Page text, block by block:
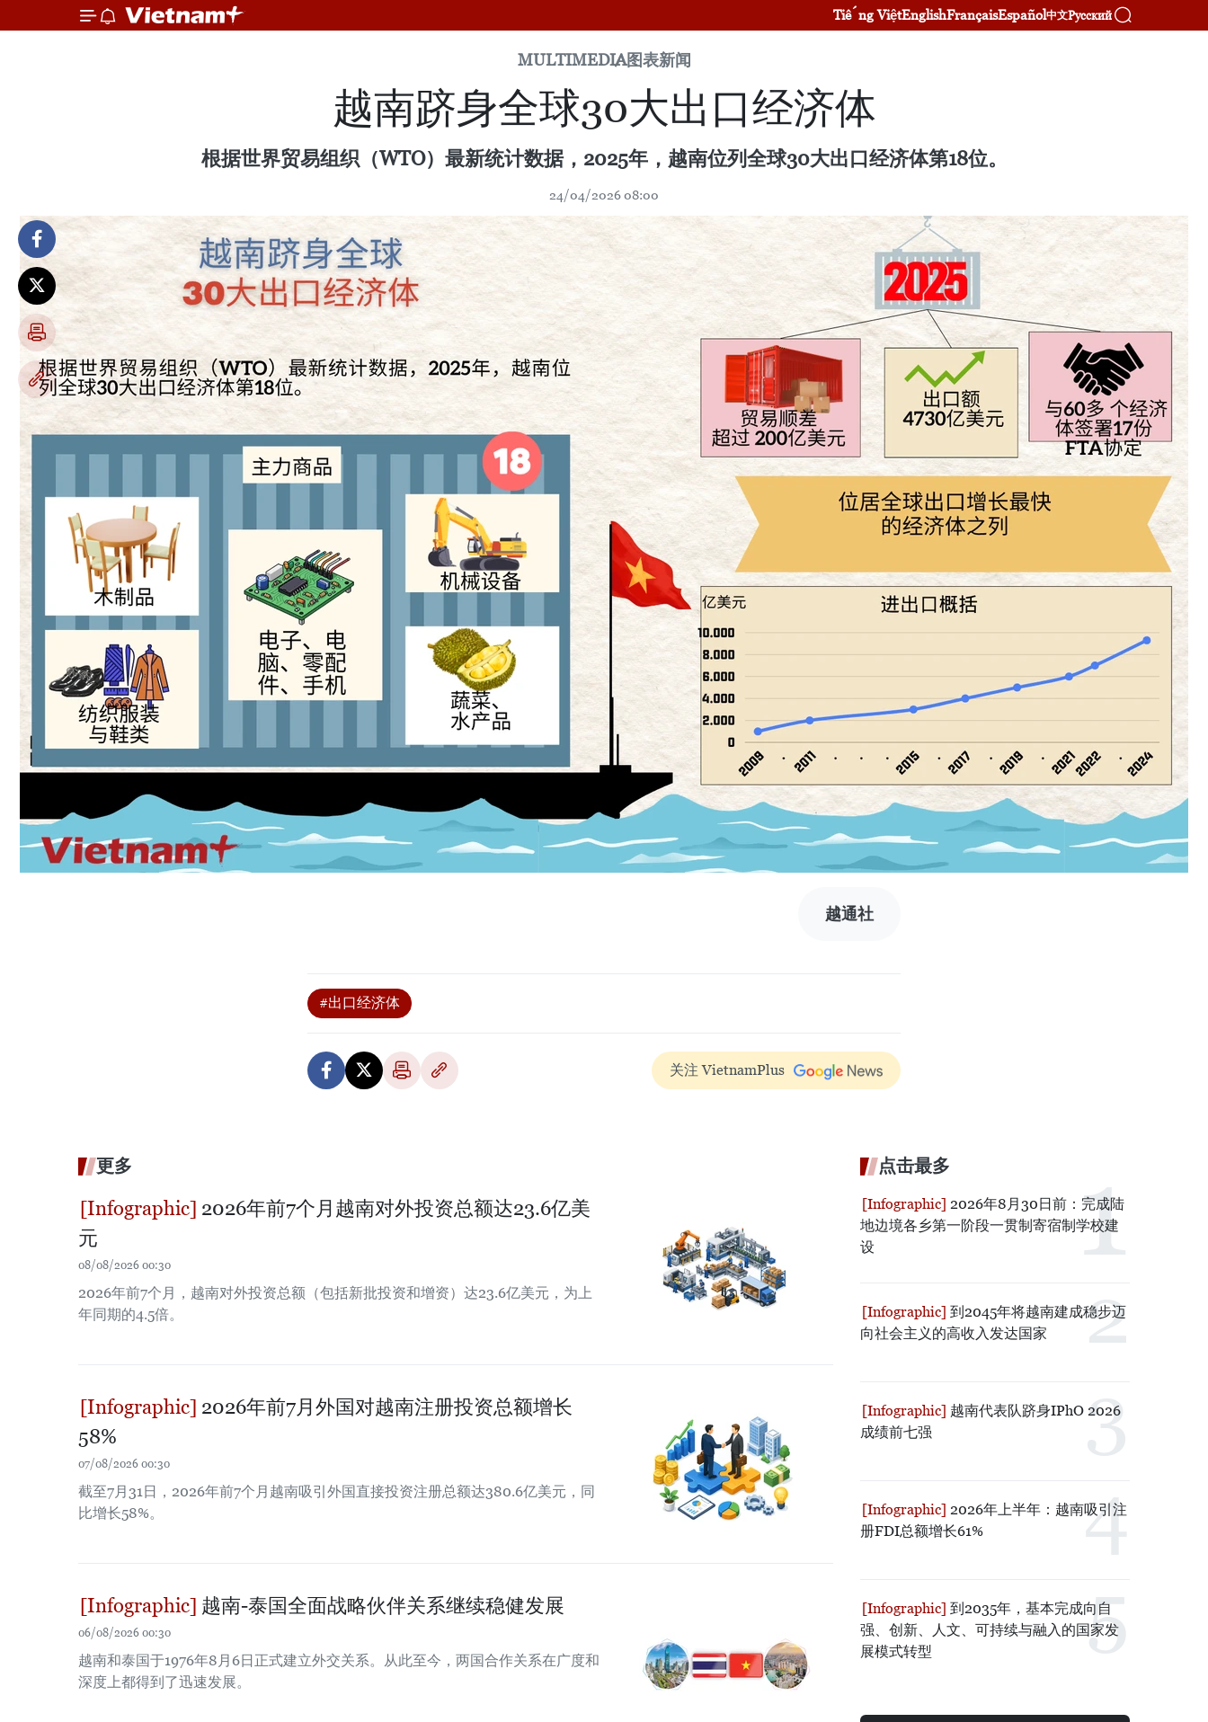
Tiếng ViệtEnglishFrançaisEspañol中文Русский
MULTIMEDIA图表新闻
越南跻身全球30大出口经济体
根据世界贸易组织（WTO）最新统计数据，2025年，越南位列全球30大出口经济体第18位。
24/04/2026 08:00
越通社
#出口经济体
关注 VietnamPlus
更多
2026年前7个月越南对外投资总额达23.6亿美
元
08/08/2026 00:30
2026年前7个月，越南对外投资总额（包括新批投资和增资）达23.6亿美元，为上
年同期的4.5倍。
2026年前7月外国对越南注册投资总额增长
58%
07/08/2026 00:30
截至7月31日，2026年前7个月越南吸引外国直接投资注册总额达380.6亿美元，同
比增长58%。
越南-泰国全面战略伙伴关系继续稳健发展
06/08/2026 00:30
越南和泰国于1976年8月6日正式建立外交关系。从此至今，两国合作关系在广度和
深度上都得到了迅速发展。
点击最多
2026年8月30日前：完成陆
地边境各乡第一阶段一贯制寄宿制学校建
设
到2045年将越南建成稳步迈
向社会主义的高收入发达国家
越南代表队跻身IPhO 2026
成绩前七强
2026年上半年：越南吸引注
册FDI总额增长61%
到2035年，基本完成向自
强、创新、人文、可持续与融入的国家发
展模式转型